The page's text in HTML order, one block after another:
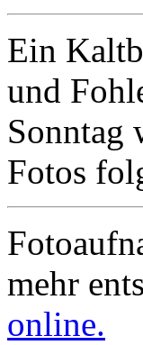
Ein
und
Sonntag
Fotos
mehr
online.